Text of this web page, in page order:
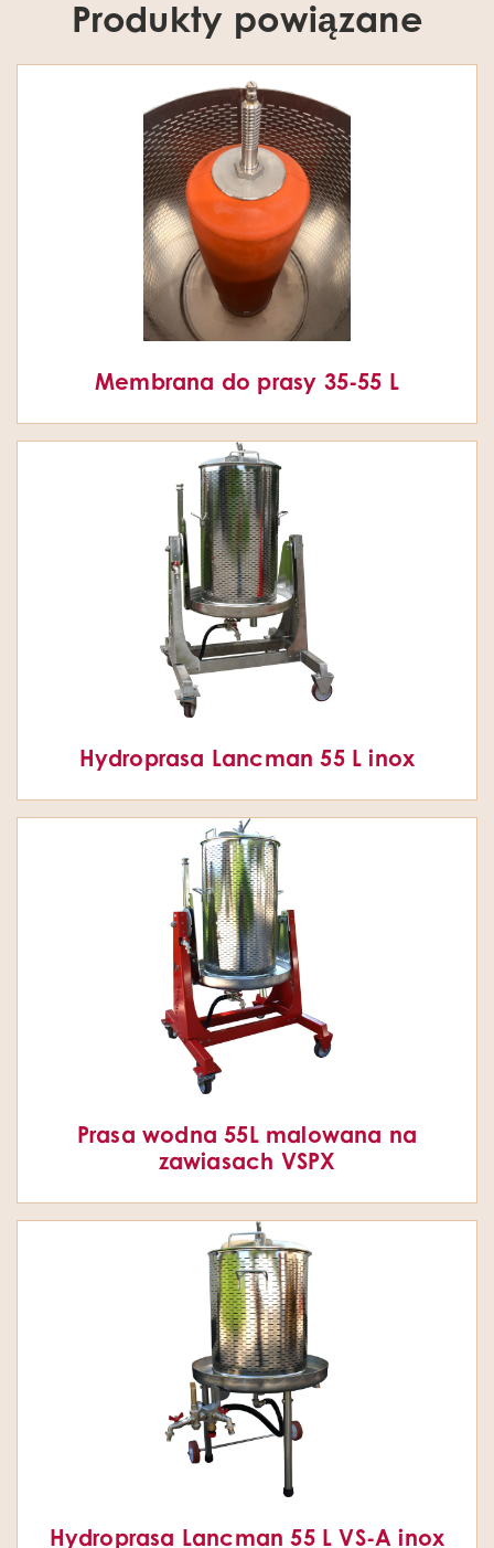
Produkty powiązane
Membrana do prasy 35-55 L
Hydroprasa Lancman 55 L inox
Prasa wodna 55L malowana na
zawiasach VSPX
Hydroprasa Lancman 55 L VS-A inox